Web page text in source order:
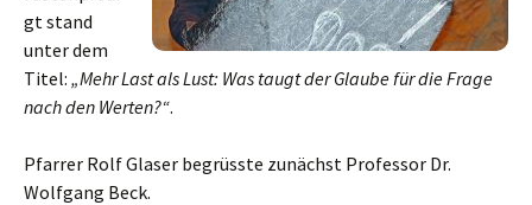
gt stand
unter dem
Titel: „Mehr Last als Lust: Was taugt der Glaube für die Frage
nach den Werten?“.
Pfarrer Rolf Glaser begrüsste zunächst Professor Dr.
Wolfgang Beck.